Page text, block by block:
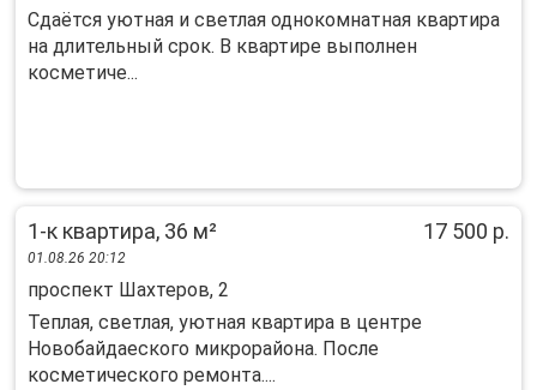
Сдаётся уютная и светлая однокомнатная квартира
на длительный срок. В квартире выполнен
косметиче...
1-к квартира, 36 м² 17 500 р.
01.08.26 20:12
проспект Шахтеров, 2
Теплая, светлая, уютная квартира в центре
Новобайдаеского микрорайона. После
косметического ремонта....